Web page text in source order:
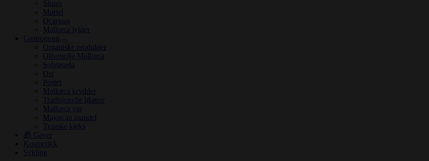
Slings
Mørtel
Ocarinas
Mallorca lykter
Gastronomi
Organiske produkter
Olivenolje Mallorca
Sobrasada
Ost
Postei
Mallorca krydder
Tradisjonelle likører
Mallorca vin
Majorcan mandel
Typiske kjeks
🎁 Gaver
Kosmetikk
Sykling